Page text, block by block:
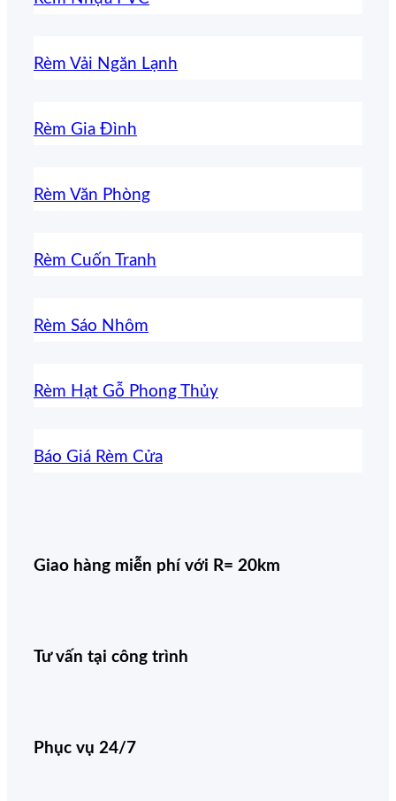
Rèm Vải Ngăn Lạnh
Rèm Gia Đình
Rèm Văn Phòng
Rèm Cuốn Tranh
Rèm Sáo Nhôm
Rèm Hạt Gỗ Phong Thủy
Báo Giá Rèm Cửa
Giao hàng miễn phí với R= 20km
Tư vấn tại công trình
Phục vụ 24/7